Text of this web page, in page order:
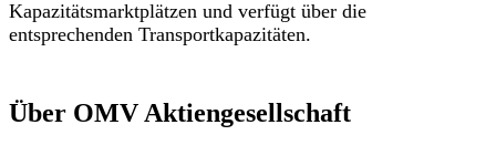
Kapazitätsmarktplätzen und verfügt über die
entsprechenden Transportkapazitäten.
Über OMV Aktiengesellschaft